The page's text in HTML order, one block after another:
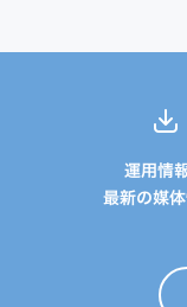
運用情
最新の媒